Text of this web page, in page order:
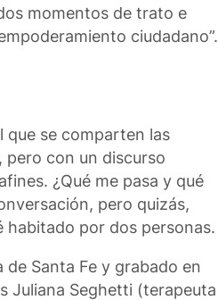
momentos de trato e
ciudadano”.
que se comparten las
pero con un discurso
¿Qué me pasa y qué
pero quizás,
habitado por dos personas.
de Santa Fe y grabado en
Juliana Seghetti (terapeuta